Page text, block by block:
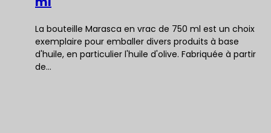
La bouteille Marasca en vrac de 750 ml est un choix
exemplaire pour emballer divers produits à base
d'huile, en particulier l'huile d'olive. Fabriquée à partir
de…